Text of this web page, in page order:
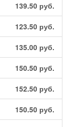
139.50 руб.
123.50 руб.
135.00 руб.
150.50 руб.
152.50 руб.
150.50 руб.